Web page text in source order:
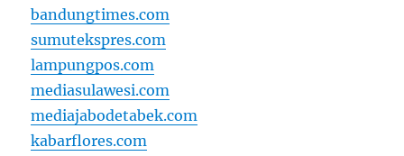
bandungtimes.com
sumutekspres.com
lampungpos.com
mediasulawesi.com
mediajabodetabek.com
kabarflores.com